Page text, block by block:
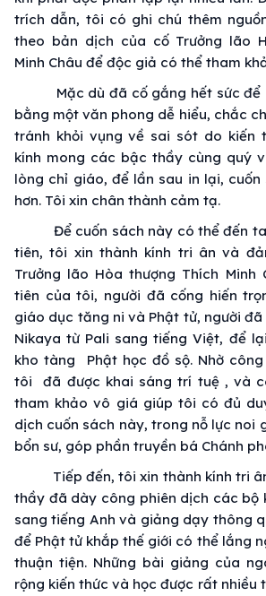
trích dẫn, tôi có ghi chú thêm
theo bản dịch của cố Trưởng lão
Minh Châu để độc giả có thể tham
Mặc dù đã cố gắng hết sức để
bằng một văn phong dễ hiểu, chắc
tránh khỏi vụng về sai sót do kiến
kính mong các bậc thầy cùng quý
lòng chỉ giáo, để lần sau in lại, cuốn
hơn. Tôi xin chân thành cảm tạ.
Để cuốn sách này có thể đến
tiên, tôi xin thành kính tri ân và
Trưởng lão Hòa thượng Thích Minh
tiên của tôi, người đã cống hiến
giáo dục tăng ni và Phật tử, người đã
Nikaya từ Pali sang tiếng Việt, để
kho tàng Phật học đồ sộ. Nhờ
tôi đã được khai sáng trí tuệ , và
tham khảo vô giá giúp tôi có đủ
dịch cuốn sách này, trong nỗ lực noi
bổn sư, góp phần truyền bá Chánh
Tiếp đến, tôi xin thành kính tri
thầy đã dày công phiên dịch các bộ
sang tiếng Anh và giảng dạy thông
để Phật tử khắpthế giới có thể lắng
thuận tiện. Những bài giảng của
rộng kiến thức và học được rất nhiều